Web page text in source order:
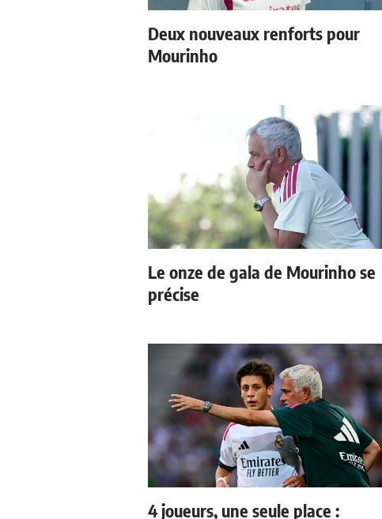
Deux nouveaux renforts pour
Mourinho
Le onze de gala de Mourinho se
précise
4 joueurs, une seule place :